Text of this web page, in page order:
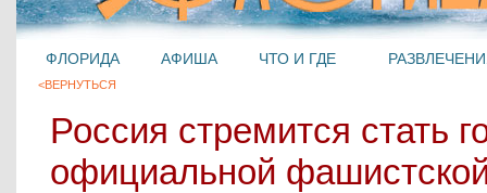
ФЛОРИДА АФИША ЧТО И ГДЕ
<ВЕРНУТЬСЯ
Россия стремится стать
официальной